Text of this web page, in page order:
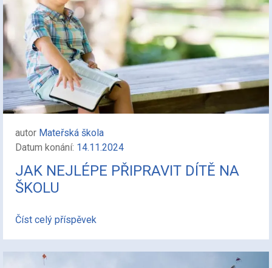
autor Mateřská škola
Datum konání: 14.11.2024
JAK NEJLÉPE PŘIPRAVIT DÍTĚ NA
ŠKOLU
Číst celý příspěvek